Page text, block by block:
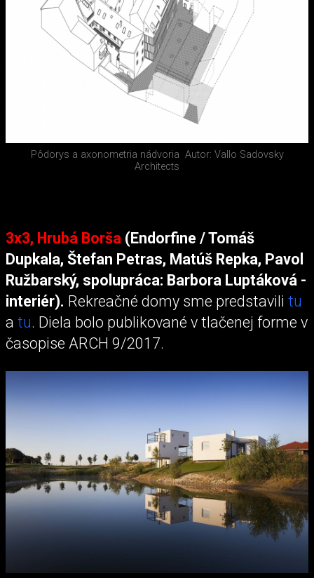
Pôdorys a axonometria nádvoria Autor: Vallo Sadovsky
Architects
3x3, Hrubá Borša (Endorfine / Tomáš
Dupkala, Štefan Petras, Matúš Repka, Pavol
Ružbarský, spolupráca: Barbora Luptáková -
interiér). Rekreačné domy sme predstavili tu
a tu. Diela bolo publikované v tlačenej forme v
časopise ARCH 9/2017.